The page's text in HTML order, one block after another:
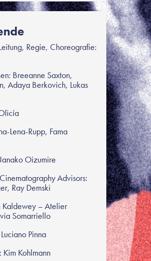
Regie, Choreografie:
Breeanne Saxton,
Adaya Berkovich, Lukas
Lena-Rupp, Fama
Oizumire
Advisors:
Ray Demski
Kaldewey – Atelier
Somarriello
Pinna
Kim Kohlmann